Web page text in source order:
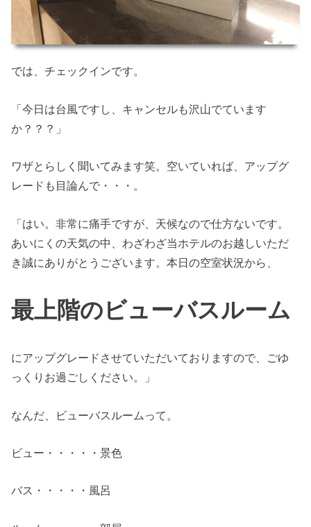
では、チェックインです。
「今日は台風ですし、キャンセルも沢山でています
か？？？」
ワザとらしく聞いてみます笑。空いていれば、アップグ
レードも目論んで・・・。
「はい。非常に痛手ですが、天候なので仕方ないです。
あいにくの天気の中、わざわざ当ホテルのお越しいただ
き誠にありがとうございます。本日の空室状況から、
最上階のビューバスルーム
にアップグレードさせていただいておりますので、ごゆ
っくりお過ごしください。」
なんだ、ビューバスルームって。
ビュー・・・・・景色
バス・・・・・風呂